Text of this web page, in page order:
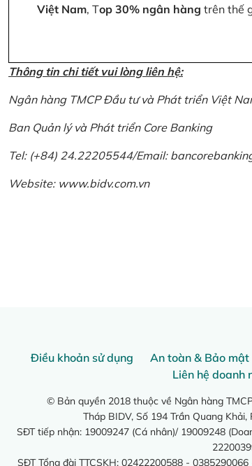
Việt Nam, Top 30% ngân hàng trên thế
Thông tin chi tiết vui lòng liên hệ:
Ngân hàng TMCP Đầu tư và Phát triển Việt
Ban Quản lý và Phát triển Core Banking
Tel: (+84) 24.22205544/Email:
Website: www.bidv.com.vn
Điều khoản sử dụng An toàn & Bảo mật
Liên hệ doanh
© Bản quyền 2018 thuộc về Ngân hàng
Tháp BIDV, Số 194 Trần Quang
SĐT tiếp nhận: 19009247 (Cá nhân)/ 19009248
SĐT Tổng đài TTCSKH: 02422200588 -